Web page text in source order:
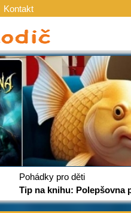
Kontakt
Pohádky pro děti
Tip na knihu: Polepšovna